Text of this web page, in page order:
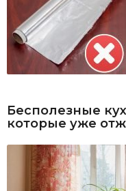
Бесполезные
которые уже